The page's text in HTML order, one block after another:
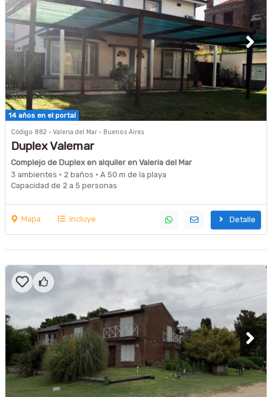
14 años en el portal
Código 882 · Valeria del Mar · Buenos Aires
Duplex Valemar
Complejo de Duplex en alquiler en Valeria del Mar
3 ambientes · 2 baños · A 50 m de la playa
Capacidad de 2 a 5 personas
Mapa Incluye Detalle